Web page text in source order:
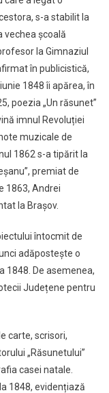
s-a stabilit la
vechea școală
la Gimnaziul
în publicistică,
1848 îi apărea, în
poezia „Un răsunet”
imnul Revoluției
muzicale de
1862 s-a tipărit la
premiat de
1863, Andrei
la Brașov.
întocmit de
adăpostește o
1848. De asemenea,
Județene pentru
carte, scrisori,
„Răsunetului”
casei natale.
1848, evidențiază